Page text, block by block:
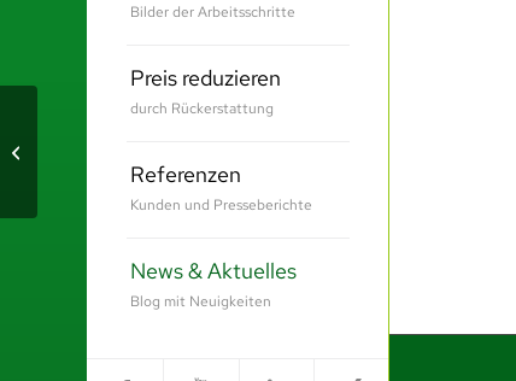
Bilder der Arbeitsschritte
Preis reduzieren
durch Rückerstattung
Referenzen
Kunden und Presseberichte
News & Aktuelles
Blog mit Neuigkeiten